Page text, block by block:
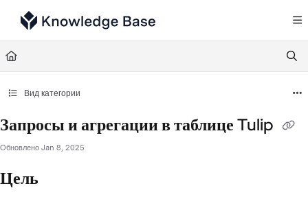
Documentation Index
Fetch the complete documentation index at:
Use this file to discover all available pages before exploring further.
Вид категории
Запросы и агрегации в таблице Tulip
Обновлено Jan 8, 2025
Цель